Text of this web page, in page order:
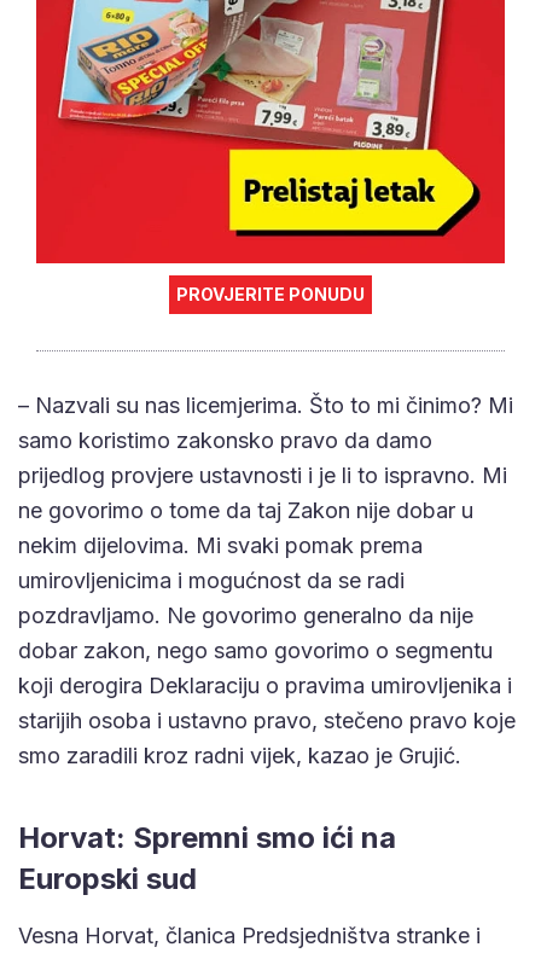
PROVJERITE PONUDU
– Nazvali su nas licemjerima. Što to mi činimo? Mi
samo koristimo zakonsko pravo da damo
prijedlog provjere ustavnosti i je li to ispravno. Mi
ne govorimo o tome da taj Zakon nije dobar u
nekim dijelovima. Mi svaki pomak prema
umirovljenicima i mogućnost da se radi
pozdravljamo. Ne govorimo generalno da nije
dobar zakon, nego samo govorimo o segmentu
koji derogira Deklaraciju o pravima umirovljenika i
starijih osoba i ustavno pravo, stečeno pravo koje
smo zaradili kroz radni vijek, kazao je Grujić.
Horvat: Spremni smo ići na
Europski sud
Vesna Horvat, članica Predsjedništva stranke i